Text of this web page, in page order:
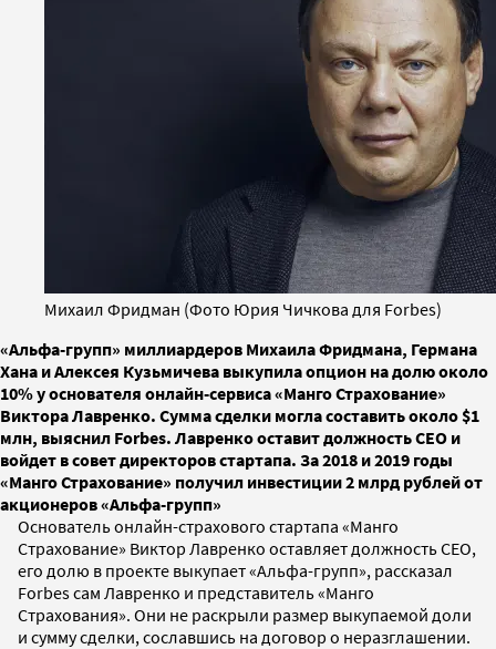
Михаил Фридман (Фото Юрия Чичкова для Forbes)
«Альфа-групп» миллиардеров Михаила Фридмана, Германа
Хана и Алексея Кузьмичева выкупила опцион на долю около
10% у основателя онлайн-сервиса «Манго Страхование»
Виктора Лавренко. Сумма сделки могла составить около $1
млн, выяснил Forbes. Лавренко оставит должность CEО и
войдет в совет директоров стартапа. За 2018 и 2019 годы
«Манго Страхование» получил инвестиции 2 млрд рублей от
акционеров «Альфа-групп»
Основатель онлайн-страхового стартапа «Манго
Страхование» Виктор Лавренко оставляет должность СЕО,
его долю в проекте выкупает «Альфа-групп», рассказал
Forbes сам Лавренко и представитель «Манго
Страхования». Они не раскрыли размер выкупаемой доли
и сумму сделки, сославшись на договор о неразглашении.